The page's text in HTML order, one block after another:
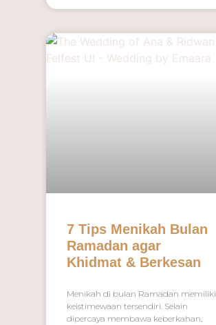
7 Tips Menikah Bulan
Ramadan agar
Khidmat & Berkesan
Menikah di bulan Ramadan memiliki
keistimewaan tersendiri. Selain
dipercaya membawa keberkahan,